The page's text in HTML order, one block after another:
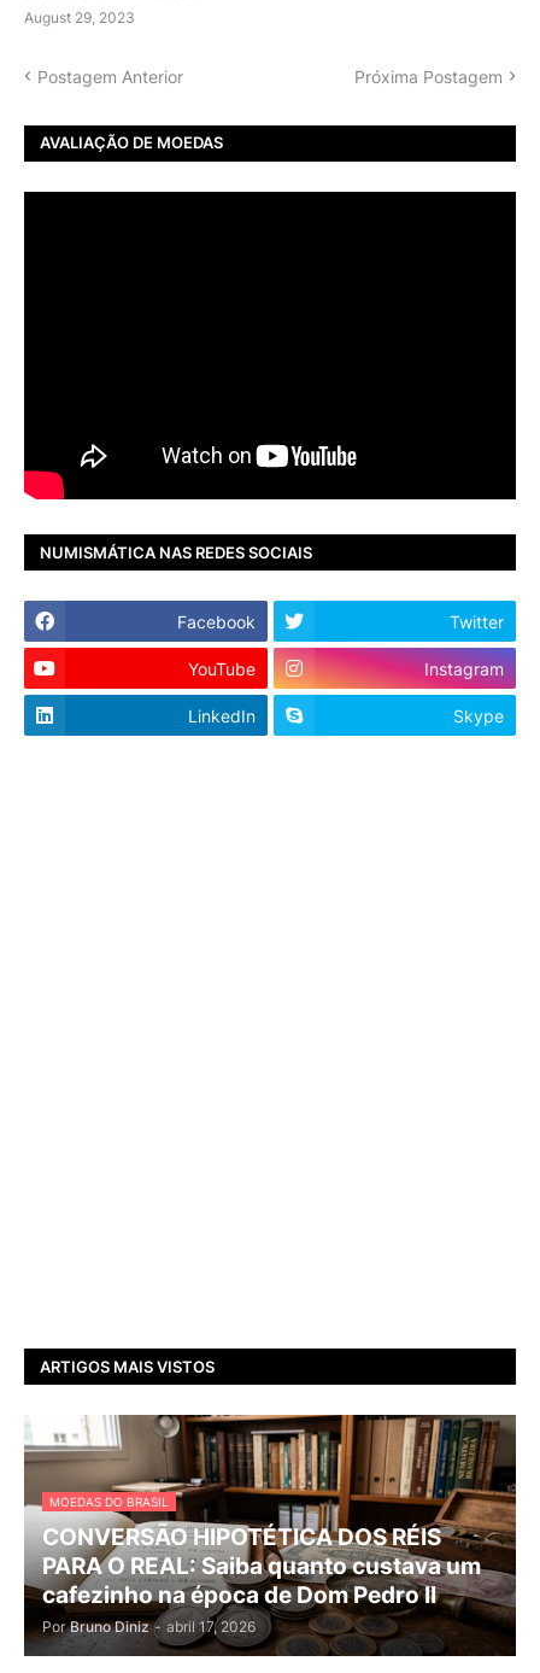
August 29, 2023
Postagem Anterior Próxima Postagem
AVALIAÇÃO DE MOEDAS
NUMISMÁTICA NAS REDES SOCIAIS
Facebook Twitter
YouTube Instagram
LinkedIn Skype
ARTIGOS MAIS VISTOS
MOEDAS DO BRASIL
CONVERSÃO HIPOTÉTICA DOS RÉIS
PARA O REAL: Saiba quanto custava um
cafezinho na época de Dom Pedro II
Por Bruno Diniz - abril 17, 2026